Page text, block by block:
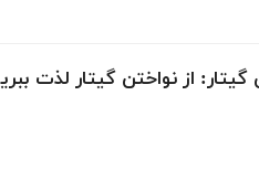
از نواختن گیتار لذت